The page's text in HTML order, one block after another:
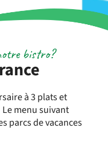
bistro?
à 3 plats et
Le menu suivant
parcs de vacances